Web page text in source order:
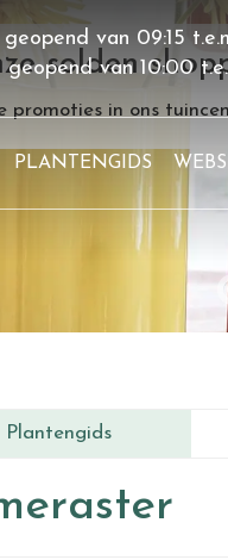
solden
promoties in ons
van 09:15
geopend van10:00
PLANTENGIDS
Plantengids